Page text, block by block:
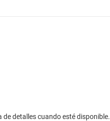
detalles cuando esté disponible.